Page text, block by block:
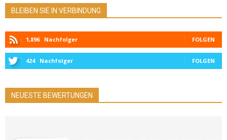
BLEIBEN SIE IN VERBINDUNG
1,896 Nachfolger FOLGEN
424 Nachfolger FOLGEN
NEUESTE BEWERTUNGEN